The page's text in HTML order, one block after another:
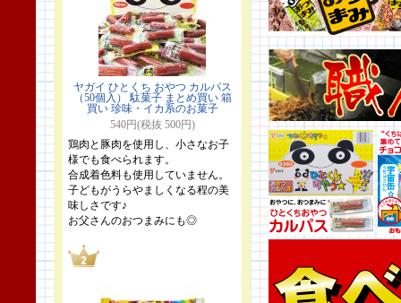
ヤガイ ひとくち おやつ カルパス
（50個入） 駄菓子 まとめ買い 箱
買い 珍味・イカ系のお菓子
540円(税抜 500円)
鶏肉と豚肉を使用し、小さなお子
様でも食べられます。
合成着色料も使用していません。
子どもがうらやましくなる程の美
味しさです♪
お父さんのおつまみにも◎